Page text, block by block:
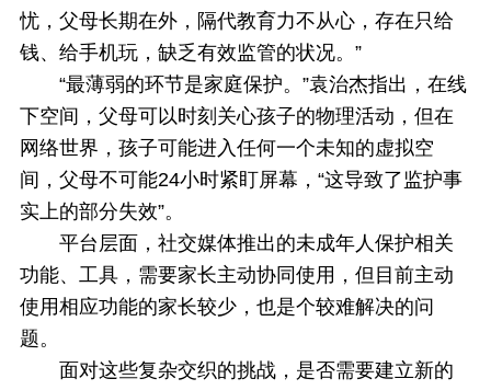
忧，父母长期在外，隔代教育力不从心，存在只给
钱、给手机玩，缺乏有效监管的状况。”
“最薄弱的环节是家庭保护。”袁治杰指出，在线
下空间，父母可以时刻关心孩子的物理活动，但在
网络世界，孩子可能进入任何一个未知的虚拟空
间，父母不可能24小时紧盯屏幕，“这导致了监护事
实上的部分失效”。
平台层面，社交媒体推出的未成年人保护相关
功能、工具，需要家长主动协同使用，但目前主动
使用相应功能的家长较少，也是个较难解决的问
题。
面对这些复杂交织的挑战，是否需要建立新的